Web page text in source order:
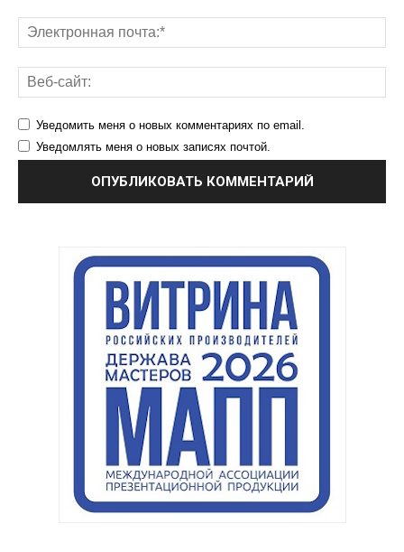
Уведомить меня о новых комментариях по email.
Уведомлять меня о новых записях почтой.